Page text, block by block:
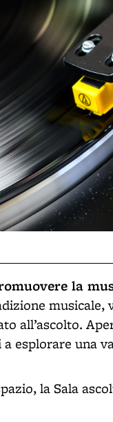
la
musicale,
all’ascolto.
esplorare una
la Sala